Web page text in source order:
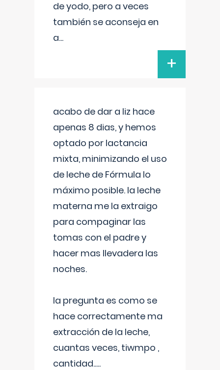
de yodo, pero a veces
también se aconseja en
a...
+
acabo de dar a liz hace
apenas 8 dias, y hemos
optado por lactancia
mixta, minimizando el uso
de leche de Fórmula lo
máximo posible. la leche
materna me la extraigo
para compaginar las
tomas con el padre y
hacer mas llevadera las
noches.
la pregunta es como se
hace correctamente ma
extracción de la leche,
cuantas veces, tiwmpo ,
cantidad.....